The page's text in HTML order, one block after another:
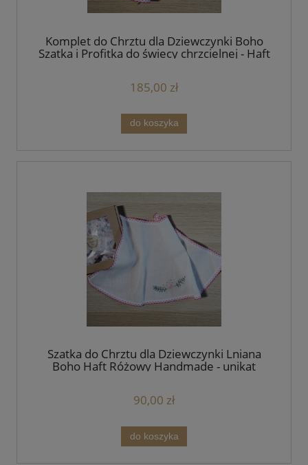
Komplet do Chrztu dla Dziewczynki Boho
Szatka i Profitka do świecy chrzcielnej - Haft
185,00 zł
do koszyka
Szatka do Chrztu dla Dziewczynki Lniana
Boho Haft Różowy Handmade - unikat
90,00 zł
do koszyka